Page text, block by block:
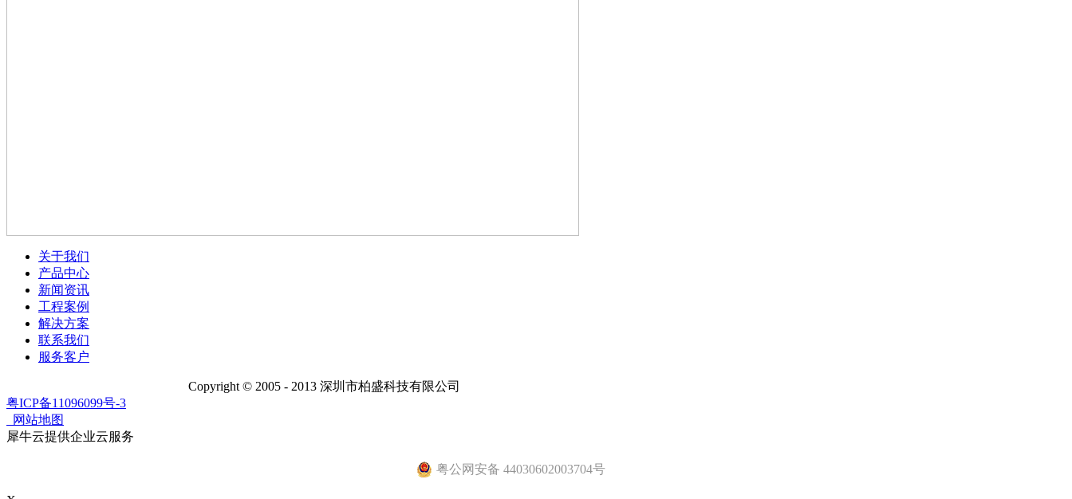
关于我们
产品中心
新闻资讯
工程案例
解决方案
联系我们
服务客户
Copyright © 2005 - 2013 深圳市柏盛科技有限公司
粤ICP备11096099号-3
网站地图
犀牛云提供企业云服务
粤公网安备 44030602003704号